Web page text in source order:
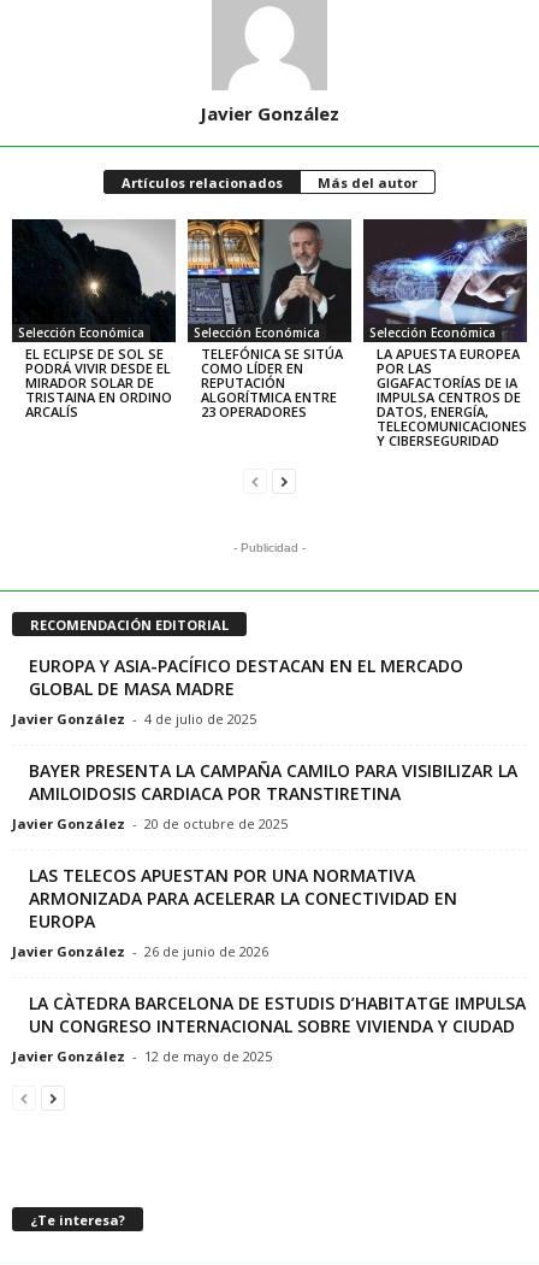
Javier González
Artículos relacionados Más del autor
Selección Económica
EL ECLIPSE DE SOL SE
PODRÁ VIVIR DESDE EL
MIRADOR SOLAR DE
TRISTAINA EN ORDINO
ARCALÍS
Selección Económica
TELEFÓNICA SE SITÚA
COMO LÍDER EN
REPUTACIÓN
ALGORÍTMICA ENTRE
23 OPERADORES
Selección Económica
LA APUESTA EUROPEA
POR LAS
GIGAFACTORÍAS DE IA
IMPULSA CENTROS DE
DATOS, ENERGÍA,
TELECOMUNICACIONES
Y CIBERSEGURIDAD
- Publicidad -
RECOMENDACIÓN EDITORIAL
EUROPA Y ASIA-PACÍFICO DESTACAN EN EL MERCADO
GLOBAL DE MASA MADRE
Javier González - 4 de julio de 2025
BAYER PRESENTA LA CAMPAÑA CAMILO PARA VISIBILIZAR LA
AMILOIDOSIS CARDIACA POR TRANSTIRETINA
Javier González - 20 de octubre de 2025
LAS TELECOS APUESTAN POR UNA NORMATIVA
ARMONIZADA PARA ACELERAR LA CONECTIVIDAD EN
EUROPA
Javier González - 26 de junio de 2026
LA CÀTEDRA BARCELONA DE ESTUDIS D’HABITATGE IMPULSA
UN CONGRESO INTERNACIONAL SOBRE VIVIENDA Y CIUDAD
Javier González - 12 de mayo de 2025
¿Te interesa?